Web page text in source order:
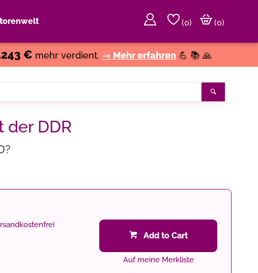
(0)
(0)
€ mehr verdient. → Mehr erfahren 💪 📚 🙏
der DDR
Add to Cart
Auf meine Merkliste